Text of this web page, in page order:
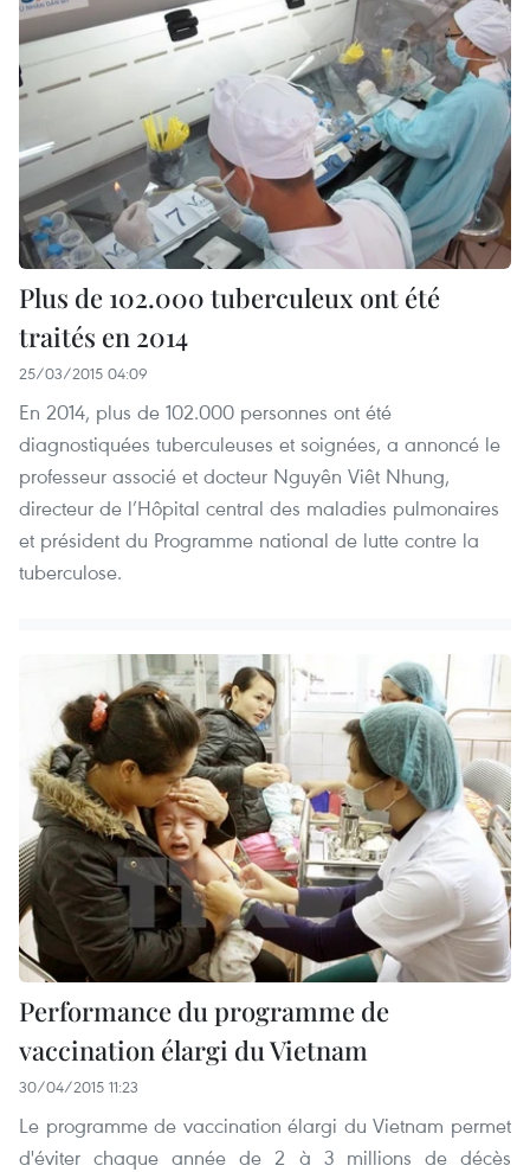
Plus de 102.000 tuberculeux ont été
traités en 2014
25/03/2015 04:09
En 2014, plus de 102.000 personnes ont été
diagnostiquées tuberculeuses et soignées, a annoncé le
professeur associé et docteur Nguyên Viêt Nhung,
directeur de l’Hôpital central des maladies pulmonaires
et président du Programme national de lutte contre la
tuberculose.
Performance du programme de
vaccination élargi du Vietnam
30/04/2015 11:23
Le programme de vaccination élargi du Vietnam permet
d'éviter chaque année de 2 à 3 millions de décès